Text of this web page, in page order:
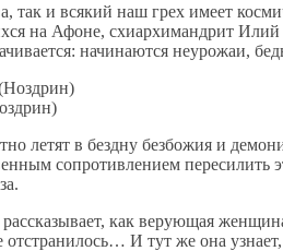
так и всякий наш грех имеет
на Афоне, схиархимандрит Илий
начинаются неурожаи,
летят в бездну безбожия и
сопротивлением пересилить
как верующая
И тут же она